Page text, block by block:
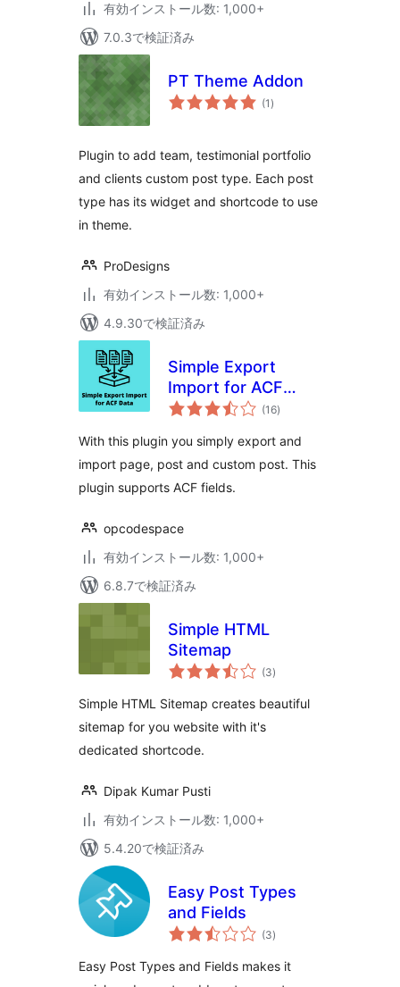
有効インストール数: 1,000+
7.0.3で検証済み
PT Theme Addon
(1 個
の)
Plugin to add team, testimonial portfolio
and clients custom post type. Each post
type has its widget and shortcode to use
in theme.
ProDesigns
有効インストール数: 1,000+
4.9.30で検証済み
Simple Export
Import for ACF
Data
(16個
の
価
)
With this plugin you simply export and
import page, post and custom post. This
plugin supports ACF fields.
opcodespace
有効インストール数: 1,000+
6.8.7で検証済み
Simple HTML
Sitemap
(3個
の
価
)
Simple HTML Sitemap creates beautiful
sitemap for you website with it's
dedicated shortcode.
Dipak Kumar Pusti
有効インストール数: 1,000+
5.4.20で検証済み
Easy Post Types
and Fields
(3個
の
価
)
Easy Post Types and Fields makes it